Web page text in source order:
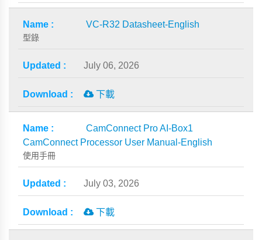
VC-R32 Datasheet-English
型錄
July 06, 2026
下載
CamConnect Pro AI-Box1
CamConnect Processor User Manual-English
使用手冊
July 03, 2026
下載